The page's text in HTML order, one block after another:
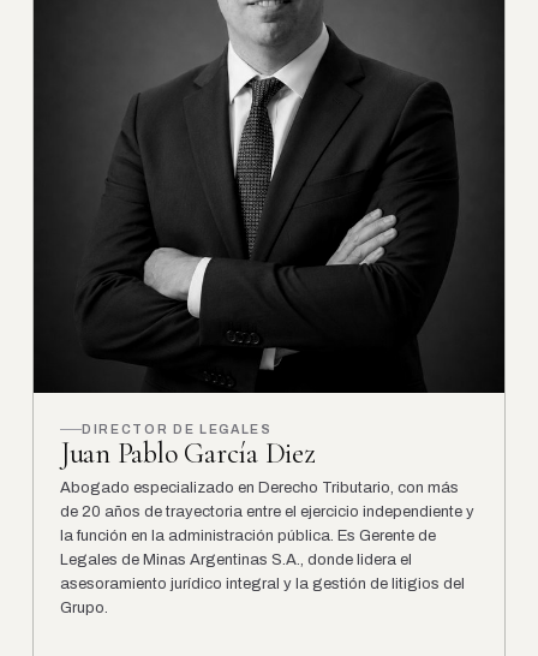
DIRECTOR DE LEGALES
Juan Pablo García Diez
Abogado especializado en Derecho Tributario, con más
de 20 años de trayectoria entre el ejercicio independiente y
la función en la administración pública. Es Gerente de
Legales de Minas Argentinas S.A., donde lidera el
asesoramiento jurídico integral y la gestión de litigios del
Grupo.